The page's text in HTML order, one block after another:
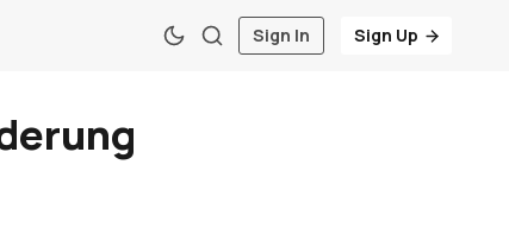
Sign In Sign Up